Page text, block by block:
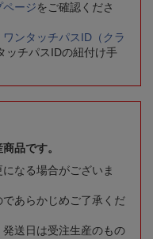
ページをご確認くださ
ワンタッチパスID（クラ
ッチパスIDの紐付け手
品です。
なる場合がございま
あらかじめご了承くだ
送日は受注生産のもの